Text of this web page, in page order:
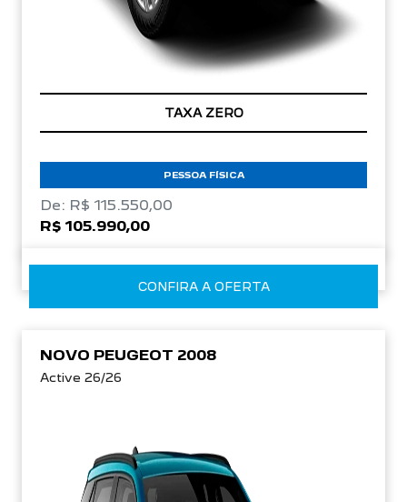
TAXA ZERO
PESSOA FÍSICA
De: R$ 115.550,00
R$ 105.990,00
CONFIRA A OFERTA
NOVO PEUGEOT 2008
Active 26/26